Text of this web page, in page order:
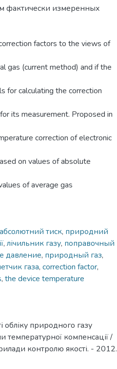
фактически измеренных
factors to the views of
gas (current method) and if the
for calculating the correction
its measurement. Proposed in
correction of electronic
on values of absolute
of average gas
абсолютний тиск, природний
, лічильник газу, поправочный
давление, природный газ,
газа, correction factor,
, the device temperature
обліку природного газу
температурної компенсації /
контролю якості. - 2012.